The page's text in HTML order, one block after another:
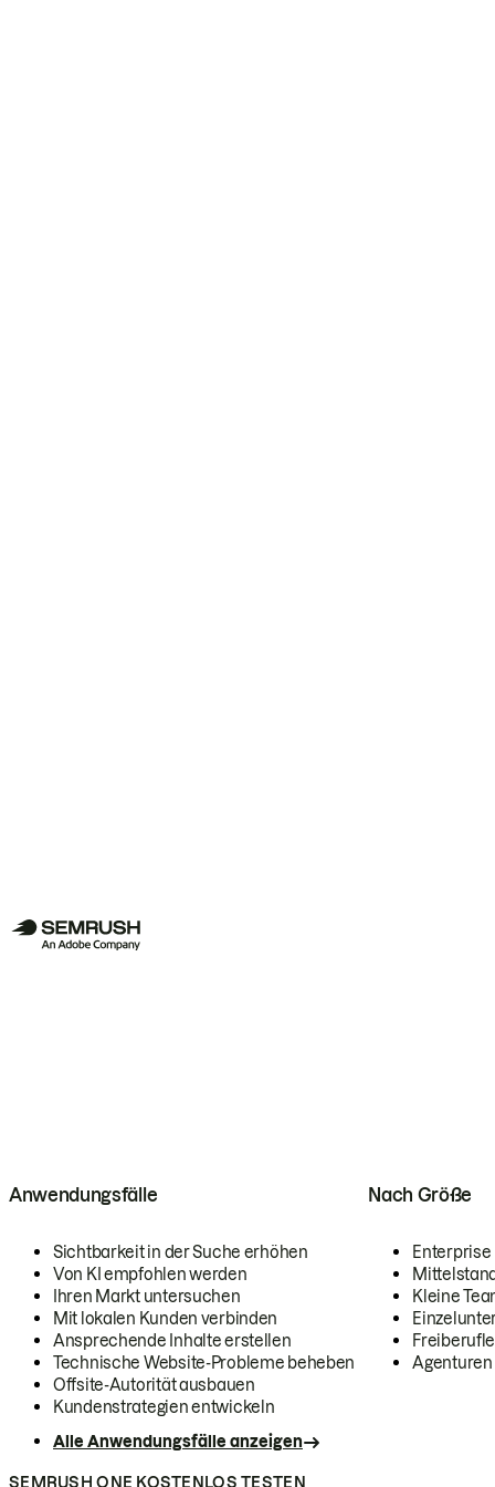
Anwendungsfälle
Sichtbarkeit in der Suche erhöhen
Von KI empfohlen werden
Ihren Markt untersuchen
Mit lokalen Kunden verbinden
Ansprechende Inhalte erstellen
Technische Website-Probleme beheben
Offsite-Autorität ausbauen
Kundenstrategien entwickeln
Alle Anwendungsfälle anzeigen
Nach Größe
Enterprise
Kleine
Agenturen
SEMRUSH ONE KOSTENLOS TESTEN